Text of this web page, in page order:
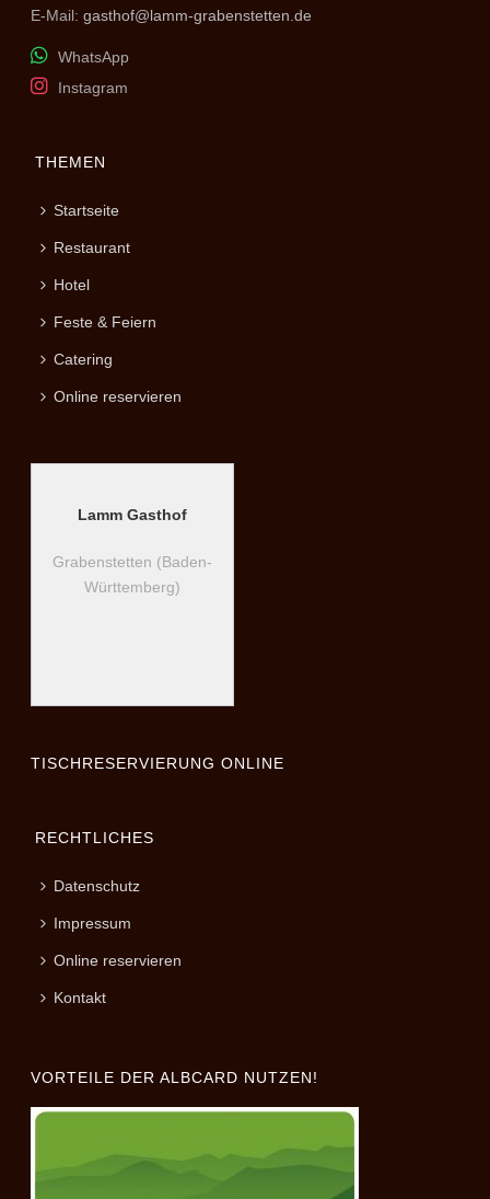
E-Mail:gasthof@lamm-grabenstetten.de
WhatsApp
Instagram
THEMEN
Startseite
Restaurant
Hotel
Feste & Feiern
Catering
Online reservieren
Lamm Gasthof
Grabenstetten (Baden-
Württemberg)
TISCHRESERVIERUNG ONLINE
RECHTLICHES
Datenschutz
Impressum
Online reservieren
Kontakt
VORTEILE DER ALBCARD NUTZEN!